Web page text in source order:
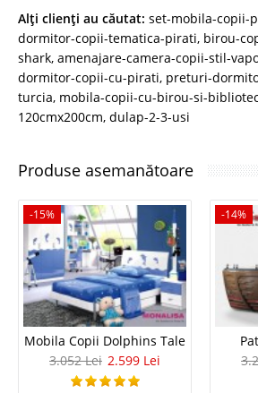
Alţi clienţi au căutat: set-mobila-copii-
dormitor-copii-tematica-pirati, birou-
shark, amenajare-camera-copii-stil-
dormitor-copii-cu-pirati, preturi-
turcia, mobila-copii-cu-birou-si-
120cmx200cm, dulap-2-3-usi
Produse asemanătoare
-15%
Mobila Copii Dolphins Tale
3.052 Lei 2.599 Lei
-14%